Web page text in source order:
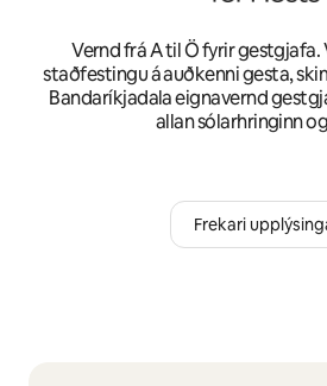
Vernd frá A til Ö fyrir gestgjafa.
staðfestingu á auðkenni gesta,
Bandaríkjadala eignavernd
allan sólarhringinn
Frekari